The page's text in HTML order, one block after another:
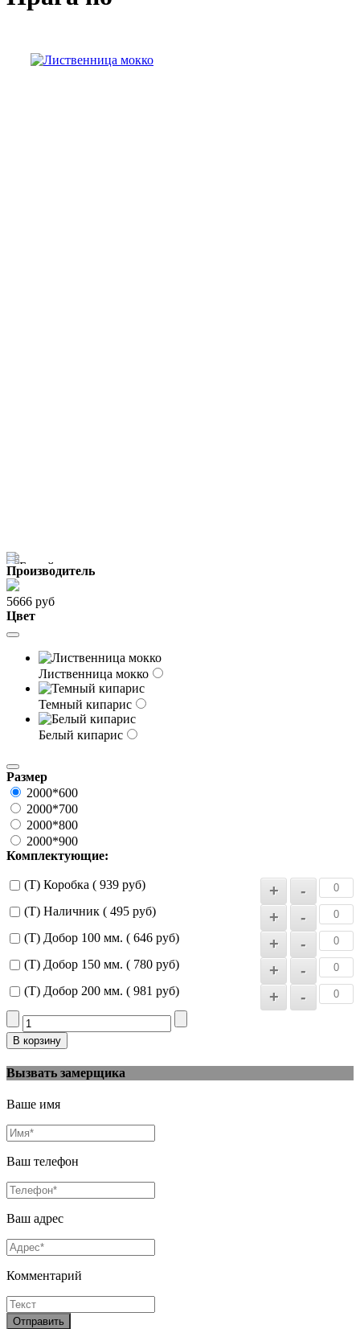
Производитель
5666 руб
Цвет
Лиственница мокко
Темный кипарис
Белый кипарис
Размер
2000*600
2000*700
2000*800
2000*900
Комплектующие:
(Т) Коробка ( 939 руб)
(Т) Наличник ( 495 руб)
(Т) Добор 100 мм. ( 646 руб)
(Т) Добор 150 мм. ( 780 руб)
(Т) Добор 200 мм. ( 981 руб)
Вызвать замерщика
Ваше имя
Ваш телефон
Ваш адрес
Комментарий
Отправить